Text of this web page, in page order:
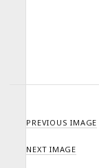
PREVIOUS IMAGE
NEXT IMAGE